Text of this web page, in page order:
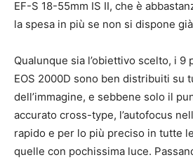
EF-S 18-55mm IS II, che è
la spesa in più se non si dispone
Qualunque sia l’obiettivo scelto, i 9
EOS 2000D sono ben distribuiti su
dell’immagine, e sebbene solo il
accurato cross-type, l’autofocus
rapido e per lo più preciso in tutte
quelle con pochissima luce.